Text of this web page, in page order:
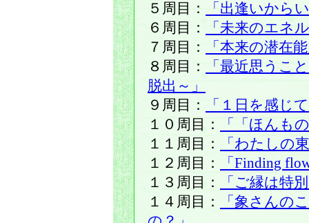
５周目：
「出逢いから
６周目：
「未来のエネ
７周目：
「本来の潜在
８周目：
「最近思うこ
脱出～」
９周目：
「１日を感じ
１０周目：
「「ほんも
１１周目：
「わたしの
１２周目：
「Finding
１３周目：
「ご縁は特
１４周目：
「象さんの